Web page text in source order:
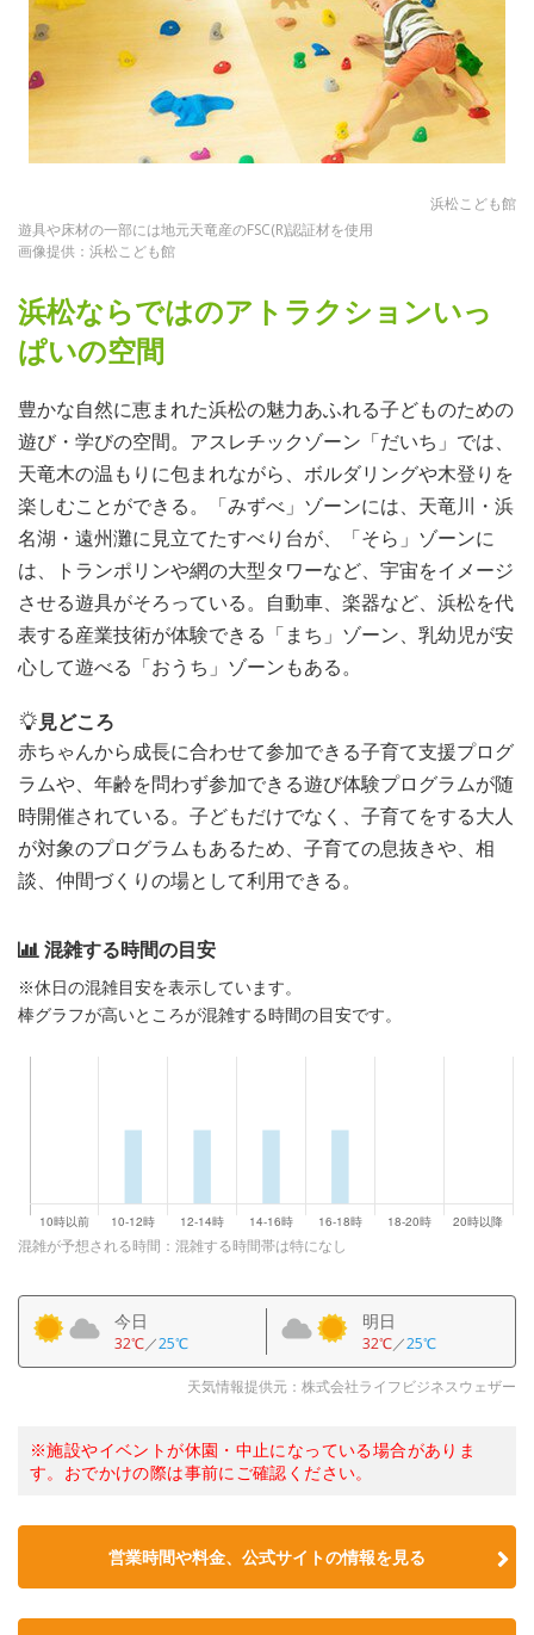
浜松こども館
遊具や床材の一部には地元天竜産のFSC(R)認証材を使用
画像提供：浜松こども館
浜松ならではのアトラクションいっ
ぱいの空間
豊かな自然に恵まれた浜松の魅力あふれる子どものための
遊び・学びの空間。アスレチックゾーン「だいち」では、
天竜木の温もりに包まれながら、ボルダリングや木登りを
楽しむことができる。「みずべ」ゾーンには、天竜川・浜
名湖・遠州灘に見立てたすべり台が、「そら」ゾーンに
は、トランポリンや網の大型タワーなど、宇宙をイメージ
させる遊具がそろっている。自動車、楽器など、浜松を代
表する産業技術が体験できる「まち」ゾーン、乳幼児が安
心して遊べる「おうち」ゾーンもある。
見どころ
赤ちゃんから成長に合わせて参加できる子育て支援プログ
ラムや、年齢を問わず参加できる遊び体験プログラムが随
時開催されている。子どもだけでなく、子育てをする大人
が対象のプログラムもあるため、子育ての息抜きや、相
談、仲間づくりの場として利用できる。
混雑する時間の目安
※休日の混雑目安を表示しています。
棒グラフが高いところが混雑する時間の目安です。
混雑が予想される時間：混雑する時間帯は特になし
今日
32℃／25℃
明日
32℃／25℃
天気情報提供元：株式会社ライフビジネスウェザー
※施設やイベントが休園・中止になっている場合がありま
す。おでかけの際は事前にご確認ください。
営業時間や料金、公式サイトの情報を見る